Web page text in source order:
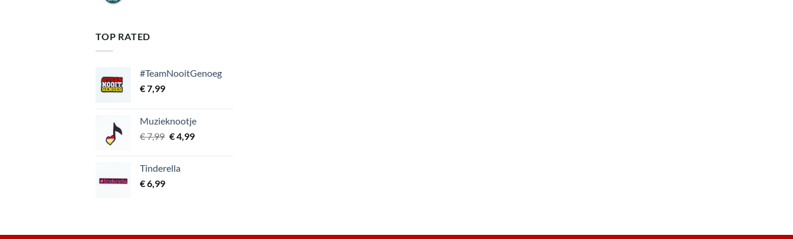
TOP RATED
#TeamNooitGenoeg
€7,99
Muzieknootje
€7,99 Oorspronkelijke
€ 7,99.
€4,99Huidige
Tinderella
€6,99